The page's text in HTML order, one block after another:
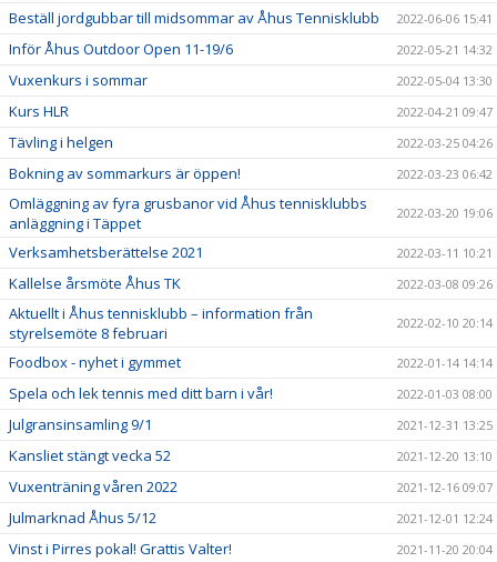
Beställ jordgubbar till midsommar av Åhus Tennisklubb 2022-06-06 15:41
Inför Åhus Outdoor Open 11-19/6 2022-05-21 14:32
Vuxenkurs i sommar 2022-05-04 13:30
Kurs HLR 2022-04-21 09:47
Tävling i helgen 2022-03-25 04:26
Bokning av sommarkurs är öppen! 2022-03-23 06:42
Omläggning av fyra grusbanor vid Åhus tennisklubbs
anläggning i Täppet
2022-03-20 19:06
Verksamhetsberättelse 2021 2022-03-11 10:21
Kallelse årsmöte Åhus TK 2022-03-08 09:26
Aktuellt i Åhus tennisklubb – information från
styrelsemöte 8 februari
2022-02-10 20:14
Foodbox - nyhet i gymmet 2022-01-14 14:14
Spela och lek tennis med ditt barn i vår! 2022-01-03 08:00
Julgransinsamling 9/1 2021-12-31 13:25
Kansliet stängt vecka 52 2021-12-20 13:10
Vuxenträning våren 2022 2021-12-16 09:07
Julmarknad Åhus 5/12 2021-12-01 12:24
Vinst i Pirres pokal! Grattis Valter! 2021-11-20 20:04